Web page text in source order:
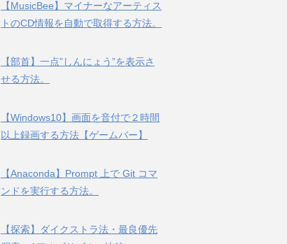
【MusicBee】マイナーなアーティス
トのCD情報を自動で取得する方法。
【部首】一点”しんにょう”を表示さ
せる方法。
【Windows10】画面を音付で２時間
以上録画する方法【ゲームバー】
【Anaconda】Prompt 上で Git コマ
ンドを実行する方法。
【探索】ダイクストラ法・最良優先